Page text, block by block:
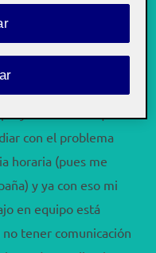
una experiencia
completa.
que tuve:
con el problema
horaria (pues me
y ya con eso mi
en equipo está
tener comunicación